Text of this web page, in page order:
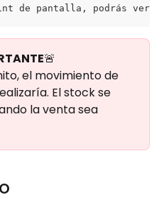
de pantalla, podrás ver la
🚨
el movimiento de
El stock se
la venta sea